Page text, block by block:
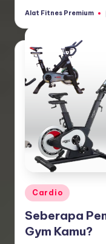
Posted
Alat Fitnes Premium
Posted
in
Cardio
Seberapa
Gym Kamu?